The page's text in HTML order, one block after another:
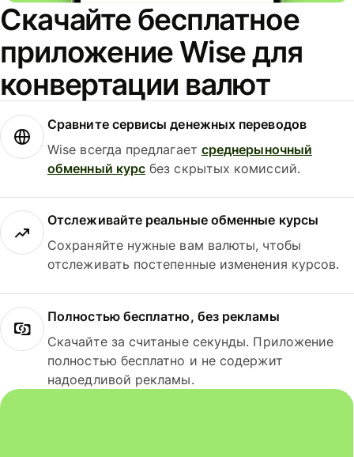
Скачайте бесплатное
приложение Wise для
конвертации валют
Сравните сервисы денежных переводов
Wise всегда предлагает среднерыночный
обменный курс без скрытых комиссий.
Отслеживайте реальные обменные курсы
Сохраняйте нужные вам валюты, чтобы
отслеживать постепенные изменения курсов.
Полностью бесплатно, без рекламы
Скачайте за считаные секунды. Приложение
полностью бесплатно и не содержит
надоедливой рекламы.